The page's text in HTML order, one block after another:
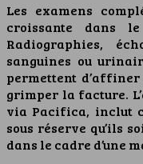
Les examens
croissante dans
Radiographies,
sanguines ou
permettent
grimper la facture.
via Pacifica, inclut
sous réserve qu’ils
dans le cadre d’une